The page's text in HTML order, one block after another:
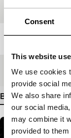
Consent
This website
We use cookies
provide social
We also share
our social
may combine it
provided to
Festivaleditie
Lengte
Medium/
Bekijk meer details